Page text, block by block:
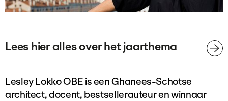
Lees hier alles over het jaarthema
Lesley Lokko OBE is een Ghanees-Schotse
architect, docent, bestsellerauteur en winnaar